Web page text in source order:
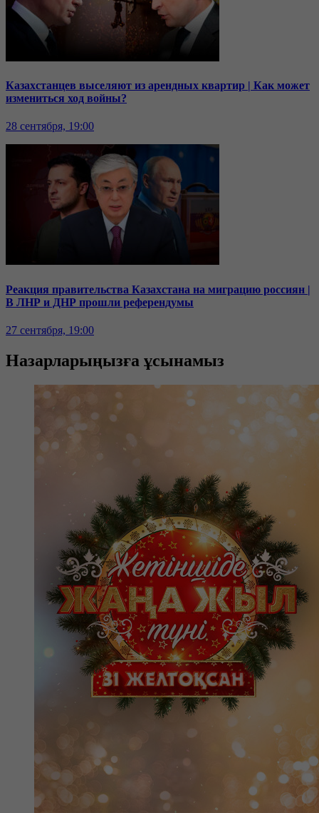
Казахстанцев выселяют из арендных квартир | Как может
измениться ход войны?
28 сентября, 19:00
Реакция правительства Казахстана на миграцию россиян |
В ЛНР и ДНР прошли референдумы
27 сентября, 19:00
Назарларыңызға ұсынамыз